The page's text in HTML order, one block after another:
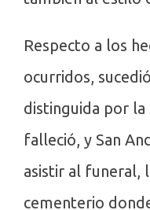
Respecto a los
ocurridos,
distinguida por la
falleció, y San
asistir al funeral,
cementerio